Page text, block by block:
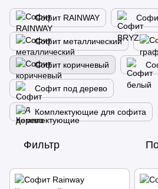
Софит RAINWAY
Софит металлический
Софит коричневый
Софит под дерево
Комплектующие для софита
Фильтр